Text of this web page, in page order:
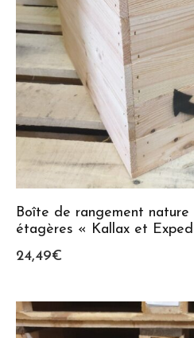
Boîte de rangement nature
étagères « Kallax et
24,49€